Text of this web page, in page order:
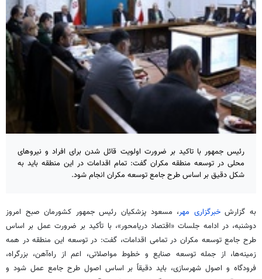
رئیس جمهور با تاکید بر ضرورت اولویت قائل شدن برای افراد و نیروهای
محلی در توسعه منطقه مکران گفت: تمام اقدامات در این منطقه باید به
شکل دقیق بر اساس طرح جامع توسعه مکران انجام شود.
به گزارشخبرگزاری مهر، مسعود پزشکیان رئیس جمهور کشورمان صبح امروز
دوشنبه، در ادامه جلسات «اقتصاددریامحور»، با تأکید بر ضرورت عمل بر اساس
طرح جامعتوسعه مکران در تمامی اقدامات، گفت: درتوسعه این منطقه در همه
زمینه‌ها، از جملهتوسعه صنایع و خطوط مواصلاتی، اعم از راه‌آهن، بزرگراه،
فرودگاه و اصول شهرسازی، باید دقیقاً بر اساس اصول طرح جامع عمل شود و